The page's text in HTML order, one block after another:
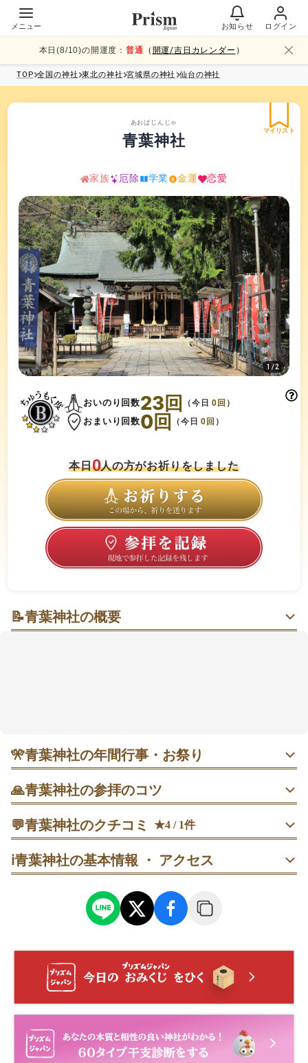
メニュー お知らせ ログイン
本日(8/10)の開運度：普通 （ 開運/吉日カレンダー ）
TOP 全国の神社 東北の神社 宮城県の神社 仙台の神社
マイリスト
あおばじんじゃ
青葉神社
家族 厄除 学業 金運 恋愛
1/2
おいのり回数23回 （今日0回 ）
おまいり回数0回 （今日0回 ）
本日0人の方がお祈りをしました
📝青葉神社の概要
お守りや御朱印帳の授与があり、祈祷は予約制で受付
時間が決まっています。駅から徒歩約8分というアクセ
スも、ふらっと立ち寄りたい人には助かるポイントで
す🍀
🎌青葉神社の年間行事・お祭り
1月1日 元旦祭｜0:00〜の神事。午後は参拝者が増える傾
向。
1月14日 どんと祭｜16:00神事開始、16:30焚き上げ。参拝
は渋滞の声も。
🙏青葉神社の参拝のコツ
平日午前中を選び、拝殿で参拝してから本殿まわりの建物
を一周する流れにすると、短時間でも満足感が出やすいで
す。
て一礼してから手を合わせる順番がおすすめです。
当日は神事の開始時刻に合わせて早めに到着し、参拝を先
に済ませてから焚き上げの場所へ向かう順番にすると落ち
着いて過ごせます。
参拝を済ませてから、境内の静かな場所で短時間だけ写真
を撮る流れにすると、気持ちの切り替えもしやすいです。
💬青葉神社のクチコミ ★4 / 1件
訪問日： 2025/05/29
私以外に人はいなかったですが、後から爽やかな高校生カッ
プルがやってきたので、邪魔しないようにそそくさと退散し
ℹ️青葉神社の基本情報 ・ アクセス